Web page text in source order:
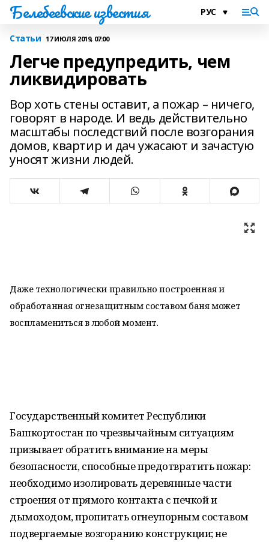
Белебеевские известия
Статьи 17 ИЮЛЯ 2019, 07:00
Легче предупредить, чем
ликвидировать
Вор хоть стены оставит, а пожар – ничего,
говорят в народе. И ведь действительно
масштабы последствий после возгорания
домов, квартир и дач ужасают и зачастую
уносят жизни людей.
Даже технологически правильно построенная и
обработанная огнезащитным составом баня может
воспламениться в любой момент.
Государственный комитет Республики
Башкортостан по чрезвычайным ситуациям
призывает обратить внимание на меры
безопасности, способные предотвратить пожар:
необходимо изолировать деревянные части
строения от прямого контакта с печкой и
дымоходом, пропитать огнеупорным составом
подвергаемые возгоранию конструкции; не